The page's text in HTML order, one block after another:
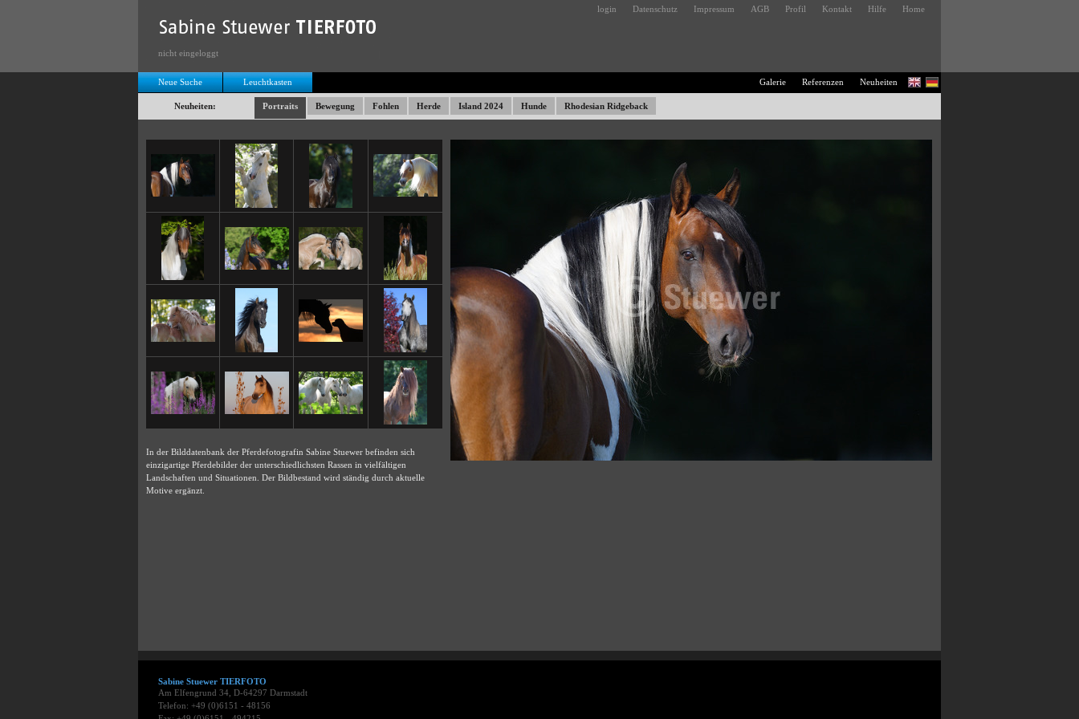
Neue Suche Leuchtkasten
Neuheiten: Portraits Bewegung Fohlen Herde Island 2024 Hunde Rhodesian Ridgeback
In der Bilddatenbank der Pferdefotografin Sabine Stuewer befinden sich
einzigartige Pferdebilder der unterschiedlichsten Rassen in vielfältigen
Landschaften und Situationen. Der Bildbestand wird ständig durch aktuelle
Motive ergänzt.
Sabine Stuewer TIERFOTO
Am Elfengrund 34, D-64297 Darmstadt
Telefon: +49 (0)6151 - 48156
Home
Hilfe
Kontakt
Profil
AGB
Impressum
Datenschutz
login
Neuheiten
Referenzen
Galerie
nicht eingeloggt